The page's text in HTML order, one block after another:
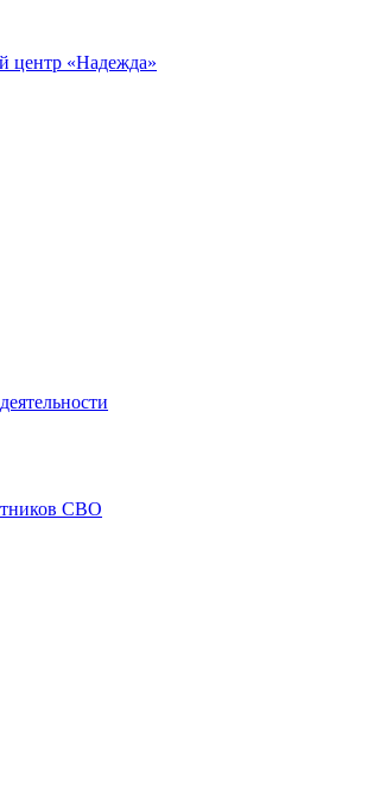
центр «Надежда»
СВО